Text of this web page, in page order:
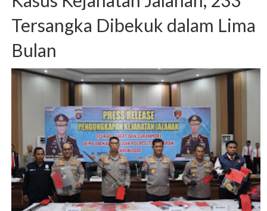
Tersangka Dibekuk dalam Lima
Bulan